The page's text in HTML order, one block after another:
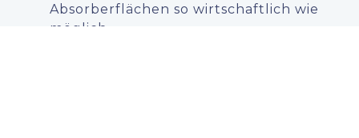
Absorberflächen so wirtschaftlich wie
möglich.